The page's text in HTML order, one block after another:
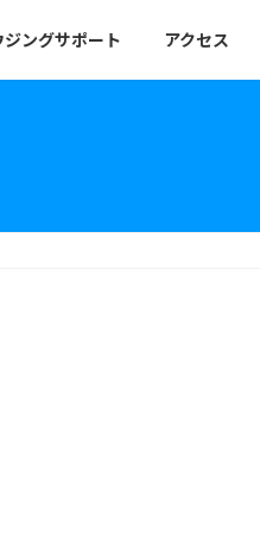
ングサポート アクセス